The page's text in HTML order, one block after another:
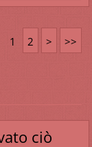
1 2 > >>
ciò